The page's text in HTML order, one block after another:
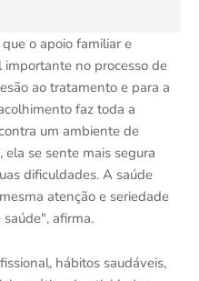
o apoio familiar e
no processo de
ao tratamento e para a
faz toda a
um ambiente de
ela se sente mais segura
dificuldades. A saúde
atenção e seriedade
afirma.
hábitos saudáveis,